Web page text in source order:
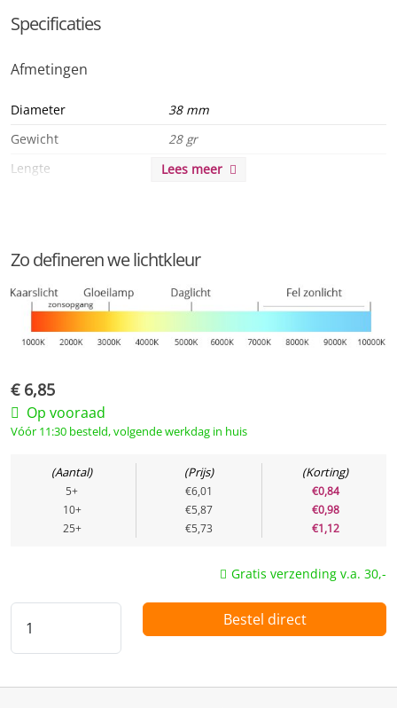
dag laat branden.
worden vergeleken met kaarslicht en zeer sfeervolle
Specificaties
Afmetingen
Diameter
38 mm
Gewicht
28 gr
Lengte
118 mm
Product serie
Liliput
Duurzaamheid
Levensduur L90
Levensduur L70
15000 u
Energielabel
Vermogen (Watt)
Uitgangsspanning
Lees meer
Zo defineren we lichtkleur
€ 6,85
Op vooraad
Vóór 11:30 besteld, volgende werkdag in huis
Aantal Prijs Korting
5+ €6,01
€0,84
10+
€5,87
€0,98
25+
€5,73 €1,12
Gratis verzending v.a. 30,-
Bestel direct